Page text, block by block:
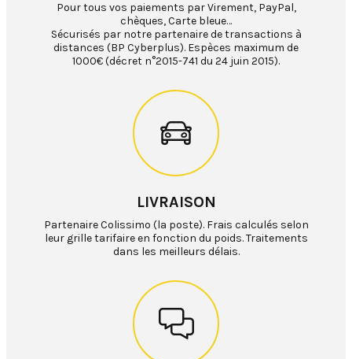
Pour tous vos paiements par Virement, PayPal,
chèques, Carte bleue…
Sécurisés par notre partenaire de transactions à
distances (BP Cyberplus). Espèces maximum de
1000€ (décret n°2015-741 du 24 juin 2015).
LIVRAISON
Partenaire Colissimo (la poste). Frais calculés selon
leur grille tarifaire en fonction du poids. Traitements
dans les meilleurs délais.